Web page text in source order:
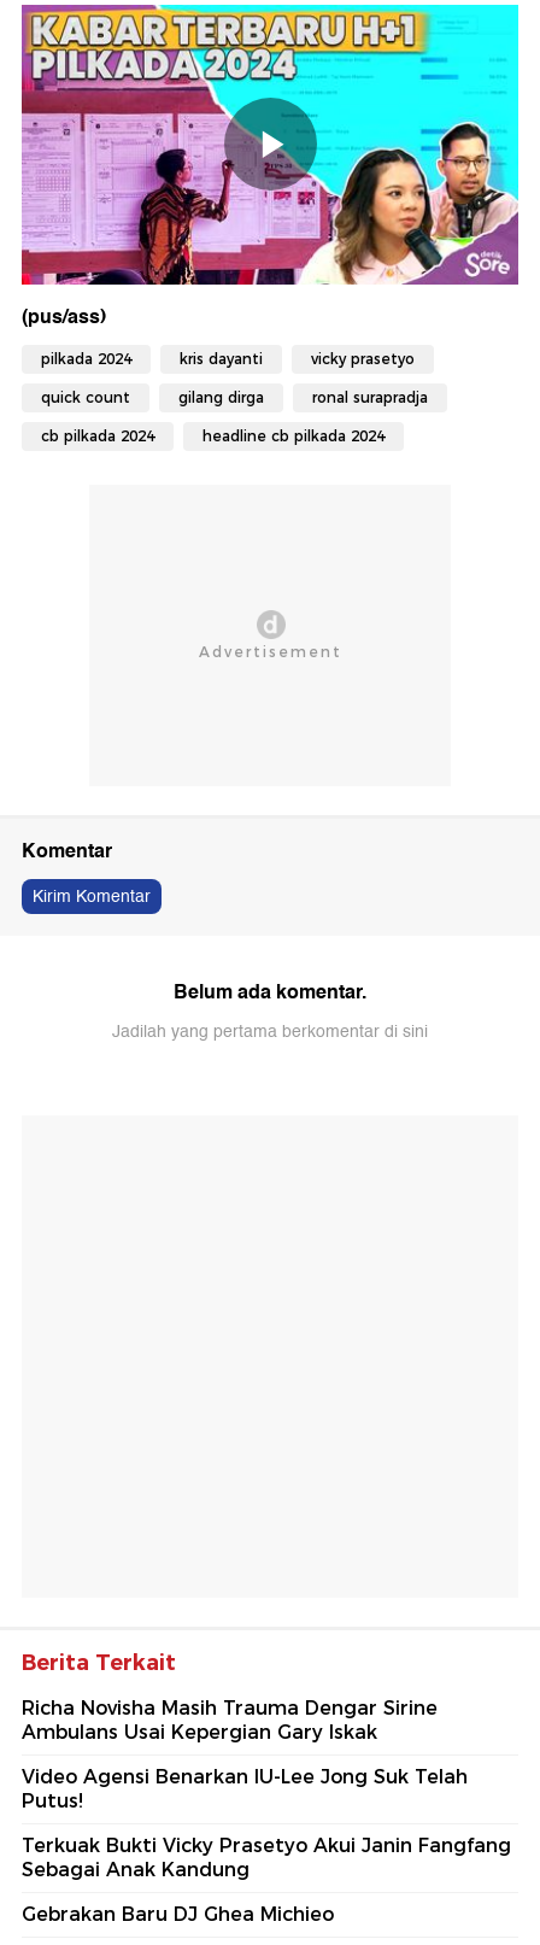
(pus/ass)
pilkada 2024 kris dayanti vicky prasetyo
quick count gilang dirga ronal surapradja
cb pilkada 2024 headline cb pilkada 2024
Komentar
Kirim Komentar
Belum ada komentar.
Jadilah yang pertama berkomentar di sini
Berita Terkait
Richa Novisha Masih Trauma Dengar Sirine
Ambulans Usai Kepergian Gary Iskak
Video Agensi Benarkan IU-Lee Jong Suk Telah
Putus!
Terkuak Bukti Vicky Prasetyo Akui Janin Fangfang
Sebagai Anak Kandung
Gebrakan Baru DJ Ghea Michieo